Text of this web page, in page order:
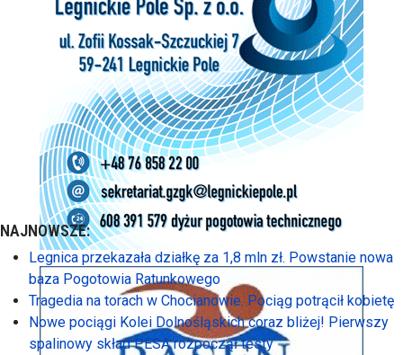
NAJNOWSZE:
Legnica przekazała działkę za 1,8 mln zł. Powstanie nowa
baza Pogotowia Ratunkowego
Tragedia na torach w Chocianowie. Pociąg potrącił kobietę
Nowe pociągi Kolei Dolnośląskich coraz bliżej! Pierwszy
spalinowy skład PESA rozpoczął testy